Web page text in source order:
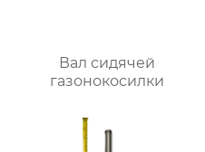
Вал сидячей
газонокосилки